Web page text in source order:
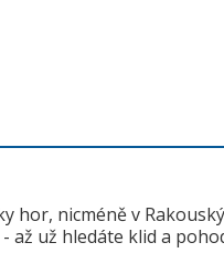
hor, nicméně v
až už hledáte klid a